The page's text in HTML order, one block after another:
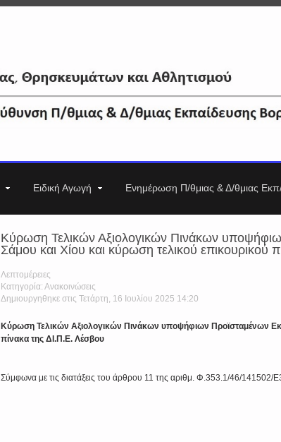
Ειδική Αγωγή Ενημέρωση Π/θμιας & Δ/θμιας
Κύρωση Τελικών Αξιολογικών Πινάκων
Σάμου και Χίου και κύρωση τελικού επικουρικού
Λεπτομέρειες
Κατηγορία: Ανακοινώσεις
Δημιουργηθηκε στις Τετάρτη, 16 Ιουλίου 2025 14:20
Κύρωση Τελικών Αξιολογικών Πινάκων υποψήφιων Προϊσταμένων
πίνακα της ΔΙ.Π.Ε. Λέσβου
Σύμφωνα με τις διατάξεις του άρθρου 11 της αριθμ. Φ.353.1/46/